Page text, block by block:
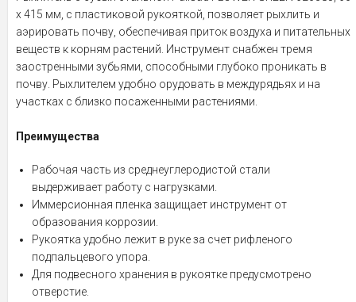
х 415 мм, с пластиковой рукояткой, позволяет рыхлить и
аэрировать почву, обеспечивая приток воздуха и питательных
веществ к корням растений. Инструмент снабжен тремя
заостренными зубьями, способными глубоко проникать в
почву. Рыхлителем удобно орудовать в междурядьях и на
участках с близко посаженными растениями.
Преимущества
Рабочая часть из среднеуглеродистой стали
выдерживает работу с нагрузками.
Иммерсионная пленка защищает инструмент от
образования коррозии.
Рукоятка удобно лежит в руке за счет рифленого
подпальцевого упора.
Для подвесного хранения в рукоятке предусмотрено
отверстие.